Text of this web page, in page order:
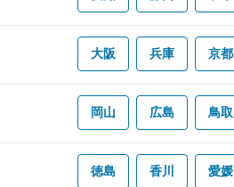
大阪 兵庫 京都
岡山 広島 鳥取
徳島 香川 愛媛